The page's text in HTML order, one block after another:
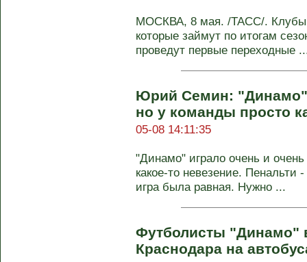
МОСКВА, 8 мая. /ТАСС/. Клубы
которые займут по итогам
проведут первые переходные
Юрий Семин: "Динамо"
но у команды просто
05-08 14:11:35
"Динамо" играло очень и
какое-то невезение.
игра была равная. Нужно ...
Футболисты "Динамо"
Краснодара на